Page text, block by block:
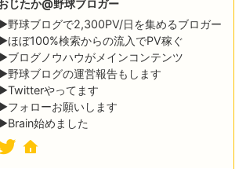
じたか@野球ブロガー
野球ブログで2,300PV/日を集めるブロガー
ほぼ100%検索からの流入でPV稼ぐ
ブログノウハウがメインコンテンツ
野球ブログの運営報告もします
やってます
フォローお願いします
始めました